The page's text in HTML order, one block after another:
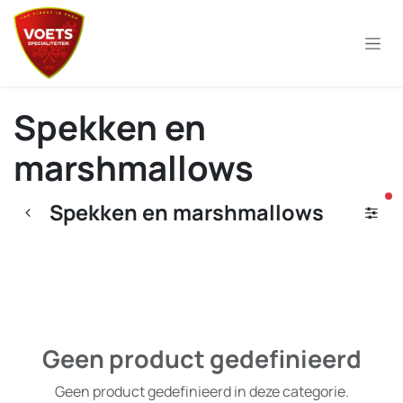
Overslaan naar inhoud
Spekken en
marshmallows
Spekken en marshmallows
Geen product gedefinieerd
Geen product gedefinieerd in deze categorie.